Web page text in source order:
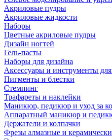
Акриловые пудры
Акриловые жидкости
Наборы
Цветные акриловые пудры
Дизайн ногтей
Гель-пасты
Наборы для дизайна
Аксессуары и инструменты
Пигменты и блестки
Стемпинг
Трафареты и наклейки
Маникюр, педикюр и уход за
Аппаратный маникюр и
Держатели и колпачки
Фрезы алмазные и